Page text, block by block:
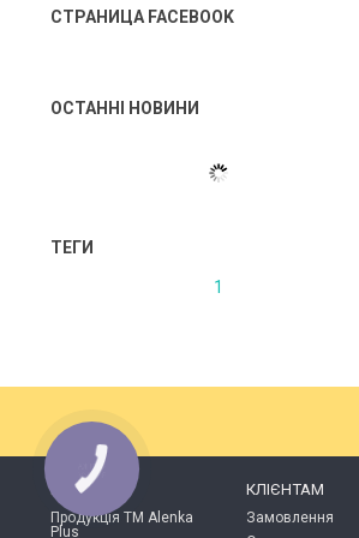
СТРАНИЦА FACEBOOK
ОСТАННІ НОВИНИ
ТЕГИ
1
КАТАЛОГ
Продукція ТМ Alenka
Plus
КЛІЄНТАМ
Замовлення